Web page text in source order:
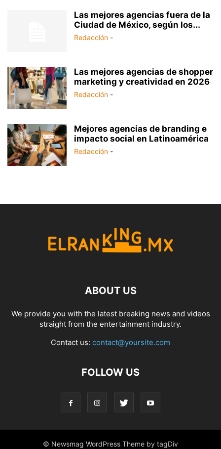
Las mejores agencias fuera de la
Ciudad de México, según los...
Redacción -
Las mejores agencias de shopper
marketing y creatividad en 2026
Redacción -
Mejores agencias de branding e
impacto social en Latinoamérica
Redacción -
ABOUT US
We provide you with the latest breaking news and videos
straight from the entertainment industry.
Contact us: contact@yoursite.com
FOLLOW US
© Newsmag WordPress Theme by tagDiv